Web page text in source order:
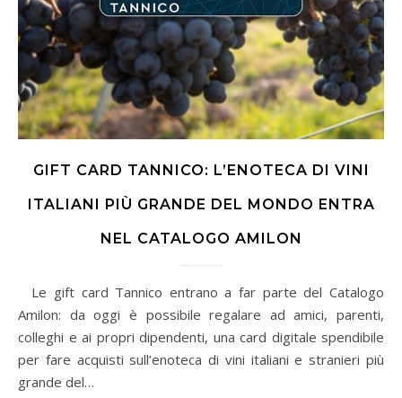
GIFT CARD TANNICO: L’ENOTECA DI VINI
ITALIANI PIÙ GRANDE DEL MONDO ENTRA
NEL CATALOGO AMILON
Le gift card Tannico entrano a far parte del Catalogo
Amilon: da oggi è possibile regalare ad amici, parenti,
colleghi e ai propri dipendenti, una card digitale spendibile
per fare acquisti sull’enoteca di vini italiani e stranieri più
grande del…